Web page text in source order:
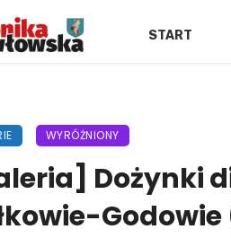
START
WYRÓŻNIONY
Dożynki
Godowie